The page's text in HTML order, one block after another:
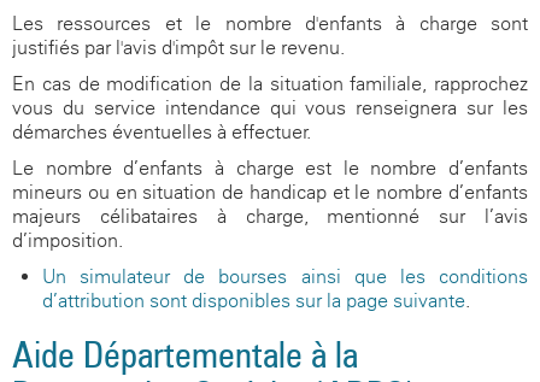
Les ressources et le nombre d'enfants à charge sont
justifiés par l'avis d'impôt sur le revenu.
En cas de modification de la situation familiale, rapprochez
vous du service intendance qui vous renseignera sur les
démarches éventuelles à effectuer.
Le nombre d’enfants à charge est le nombre d’enfants
mineurs ou en situation de handicap et le nombre d’enfants
majeurs célibataires à charge, mentionné sur l’avis
d’imposition.
Un simulateur de bourses ainsi que les conditions
d’attribution sont disponibles sur la page suivante.
Aide Départementale à la